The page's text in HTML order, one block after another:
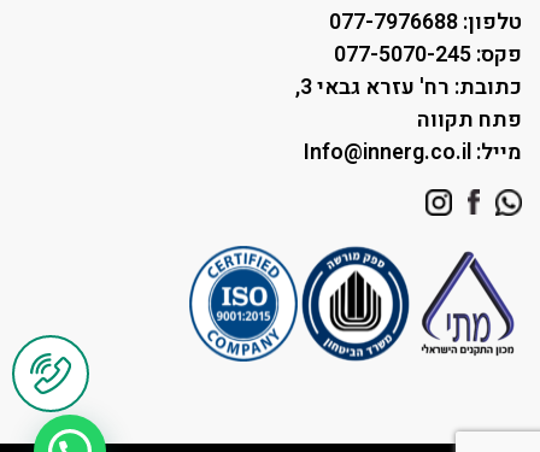
טלפון: 077-7976688
פקס: 077-5070-245
כתובת: רח' עזרא גבאי 3,
פתח תקווה
מייל: Info@innerg.co.il